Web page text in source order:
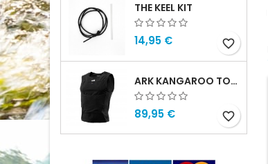
THE KEEL KIT
14,95 € favorite_border
ARK KANGAROO TOP HOMME
89,95 € favorite_border